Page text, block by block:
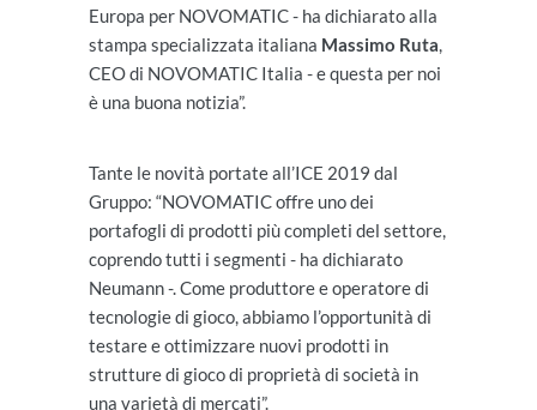
Europa per NOVOMATIC - ha dichiarato alla
stampa specializzata italiana Massimo Ruta,
CEO di NOVOMATIC Italia - e questa per noi
è una buona notizia”.
Tante le novità portate all’ICE 2019 dal
Gruppo: “NOVOMATIC offre uno dei
portafogli di prodotti più completi del settore,
coprendo tutti i segmenti - ha dichiarato
Neumann -. Come produttore e operatore di
tecnologie di gioco, abbiamo l’opportunità di
testare e ottimizzare nuovi prodotti in
strutture di gioco di proprietà di società in
una varietà di mercati”.